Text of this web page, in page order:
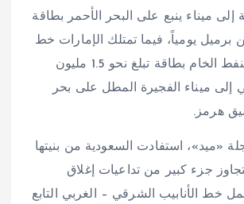
إلى ميناء ينبع على البحر الأحمر بطاقة
7 ملايين برميل يومياً، فيما تمتلك الإمارات خط
أنابيب أبوظبي للنفط الخام بطاقة تبلغ نحو 1.5 مليون
إلى ميناء الفجيرة المطل على بحر
هرمز.
«ميد»، استفادت السعودية من بنيتها
لتجاوز جزء كبير من تداعيات إغلاق
خط الأنابيب الشرقي – الغربي التابع